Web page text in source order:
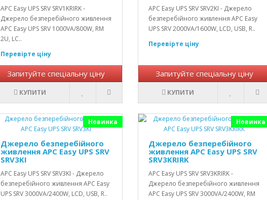
APC Easy UPS SRV SRV1KRIRK -
Джерело безперебійного живлення
APC Easy UPS SRV 1000VA/800W, RM
2U, LC..
Перевірте ціну
Запитуйте спеціальну ціну
КУПИТИ
APC Easy UPS SRV SRV2KI - Джерело
безперебійного живлення APC Easy
UPS SRV 2000VA/1600W, LCD, USB, R..
Перевірте ціну
Запитуйте спеціальну ціну
КУПИТИ
Новинка
Джерело безперебійного
живлення APC Easy UPS SRV
SRV3KI
APC Easy UPS SRV SRV3KI - Джерело
безперебійного живлення APC Easy
UPS SRV 3000VA/2400W, LCD, USB, R..
Новинка
Джерело безперебійного
живлення APC Easy UPS SRV
SRV3KRIRK
APC Easy UPS SRV SRV3KRIRK -
Джерело безперебійного живлення
APC Easy UPS SRV 3000VA/2400W, RM